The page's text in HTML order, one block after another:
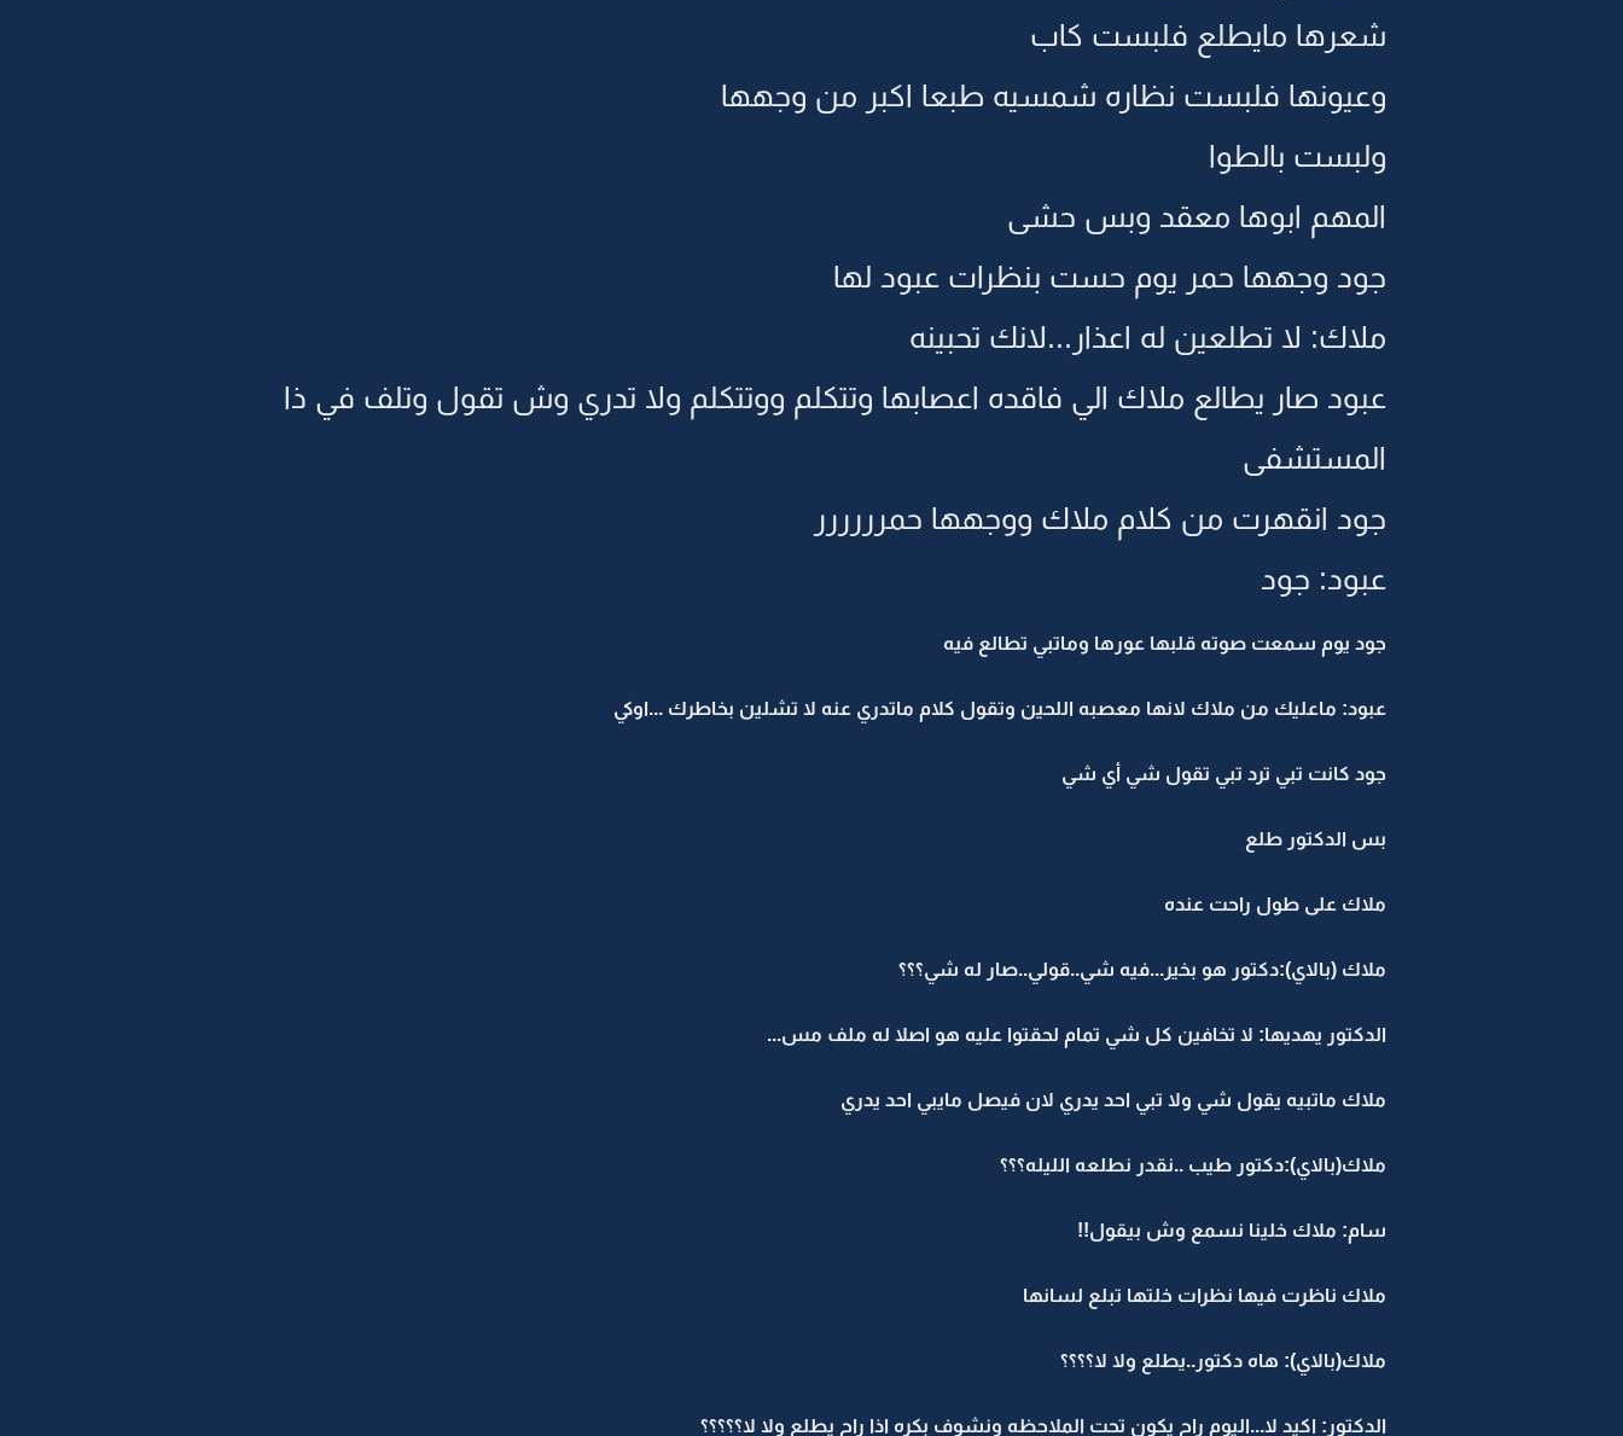
شعرها مايطلع فلبست كاب
وعيونها فلبست نظاره شمسيه طبعا اكبر من وجهها
ولبست بالطوا
المهم ابوها معقد وبس حشى
جود وجهها حمر يوم حست بنظرات عبود لها
ملاك: لا تطلعين له اعذار...لانك تحبينه
عبود صار يطالع ملاك الي فاقده اعصابها وتتكلم ووتتكلم ولا تدري وش تقول وتلف في ذا
المستشفى
جود انقهرت من كلام ملاك ووجهها حمرررررر
عبود: جود
جود يوم سمعت صوته قلبها عورها وماتبي تطالع فيه
عبود: ماعليك من ملاك لانها معصبه اللحين وتقول كلام ماتدري عنه لا تشلين بخاطرك ...اوكي
جود كانت تبي ترد تبي تقول شي أي شي
بس الدكتور طلع
ملاك على طول راحت عنده
ملاك (بالاي):دكتور هو بخير...فيه شي..قولي..صار له شي؟؟؟
الدكتور يهديها: لا تخافين كل شي تمام لحقتوا عليه هو اصلا له ملف مس...
ملاك ماتبيه يقول شي ولا تبي احد يدري لان فيصل مايبي احد يدري
ملاك(بالاي):دكتور طيب ..نقدر نطلعه الليله؟؟؟
سام: ملاك خلينا نسمع وش بيقول!!
ملاك ناظرت فيها نظرات خلتها تبلع لسانها
ملاك(بالاي): هاه دكتور..يطلع ولا لا؟؟؟؟
الدكتور: اكيد لا...اليوم راح يكون تحت الملاحظه ونشوف بكره اذا راح يطلع ولا لا؟؟؟؟؟